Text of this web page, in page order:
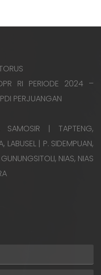
RI PERIODE 2024 –
PERJUANGAN
SAMOSIR | TAPTENG,
LABUSEL | P. SIDEMPUAN,
NIAS, NIAS